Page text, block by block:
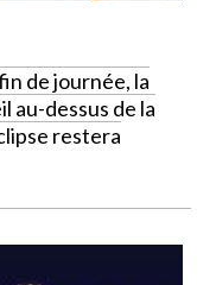
de journée, la
au-dessus de la
restera